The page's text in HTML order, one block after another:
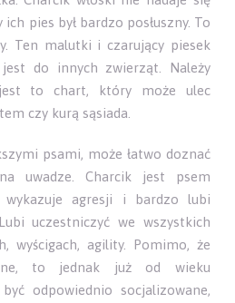
pies był bardzo posłuszny. To
Ten malutki i czarujący piesek
do innych zwierząt. Należy
to chart, który może ulec
czy kurą sąsiada.
psami, może łatwo doznać
uwadze. Charcik jest psem
wykazuje agresji i bardzo lubi
uczestniczyć we wszystkich
wyścigach, agility. Pomimo, że
to jednak już od wieku
odpowiednio socjalizowane,